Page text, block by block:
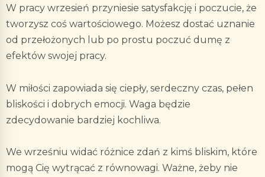
W pracy wrzesień przyniesie satysfakcję i poczucie, że
tworzysz coś wartościowego. Możesz dostać uznanie
od przełożonych lub po prostu poczuć dumę z
efektów swojej pracy.
W miłości zapowiada się ciepły, serdeczny czas, pełen
bliskości i dobrych emocji. Waga będzie
zdecydowanie bardziej kochliwa.
We wrześniu widać różnice zdań z kimś bliskim, które
mogą Cię wytrącać z równowagi. Ważne, żeby nie